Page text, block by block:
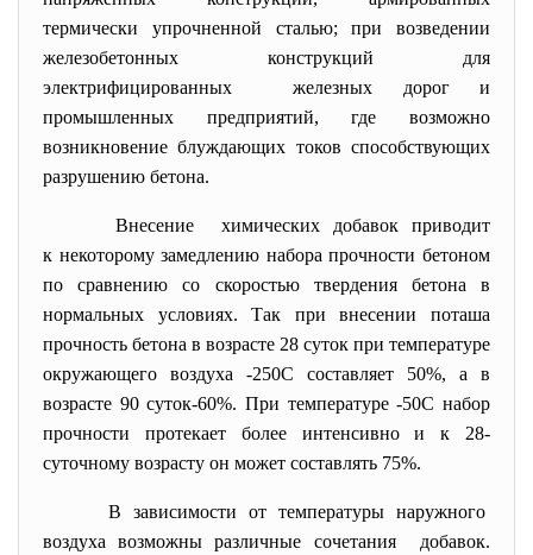
термически упрочненной сталью; при возведении
железобетонных конструкций для
электрифицированных железных дорог и
промышленных предприятий, где возможно
возникновение блуждающих токов способствующих
разрушению бетона.
Внесение химических добавок приводит
к некоторому замедлению набора прочности бетоном
по сравнению со скоростью твердения бетона в
нормальных условиях. Так при внесении поташа
прочность бетона в возрасте 28 суток при температуре
окружающего воздуха -250C составляет 50%, а в
возрасте 90 суток-60%. При температуре -50С набор
прочности протекает более интенсивно и к 28-
суточному возрасту он может составлять 75%.
В зависимости от температуры наружного
воздуха возможны различные сочетания добавок.